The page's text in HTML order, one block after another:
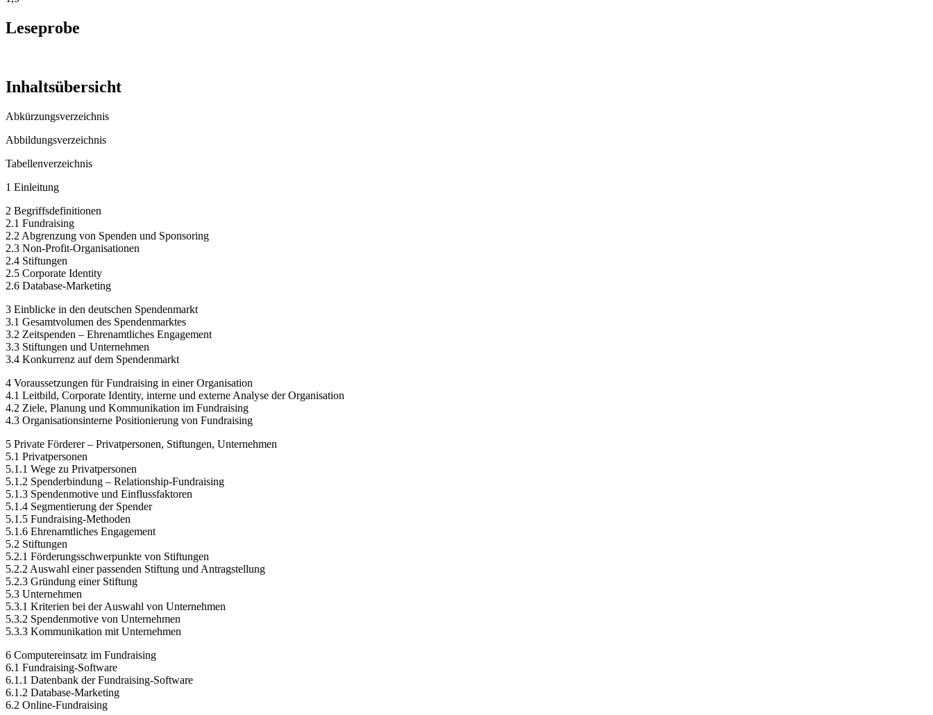
Leseprobe
Inhaltsübersicht
Abkürzungsverzeichnis
Abbildungsverzeichnis
Tabellenverzeichnis
1 Einleitung
2 Begriffsdefinitionen
2.1 Fundraising
2.2 Abgrenzung von Spenden und Sponsoring
2.3 Non-Profit-Organisationen
2.4 Stiftungen
2.5 Corporate Identity
2.6 Database-Marketing
3 Einblicke in den deutschen Spendenmarkt
3.1 Gesamtvolumen des Spendenmarktes
3.2 Zeitspenden – Ehrenamtliches Engagement
3.3 Stiftungen und Unternehmen
3.4 Konkurrenz auf dem Spendenmarkt
4 Voraussetzungen für Fundraising in einer Organisation
4.1 Leitbild, Corporate Identity, interne und externe Analyse der Organisation
4.2 Ziele, Planung und Kommunikation im Fundraising
4.3 Organisationsinterne Positionierung von Fundraising
5 Private Förderer – Privatpersonen, Stiftungen, Unternehmen
5.1 Privatpersonen
5.1.1 Wege zu Privatpersonen
5.1.2 Spenderbindung – Relationship-Fundraising
5.1.3 Spendenmotive und Einflussfaktoren
5.1.4 Segmentierung der Spender
5.1.5 Fundraising-Methoden
5.1.6 Ehrenamtliches Engagement
5.2 Stiftungen
5.2.1 Förderungsschwerpunkte von Stiftungen
5.2.2 Auswahl einer passenden Stiftung und Antragstellung
5.2.3 Gründung einer Stiftung
5.3 Unternehmen
5.3.1 Kriterien bei der Auswahl von Unternehmen
5.3.2 Spendenmotive von Unternehmen
5.3.3 Kommunikation mit Unternehmen
6 Computereinsatz im Fundraising
6.1 Fundraising-Software
6.1.1 Datenbank der Fundraising-Software
6.1.2 Database-Marketing
6.2 Online-Fundraising